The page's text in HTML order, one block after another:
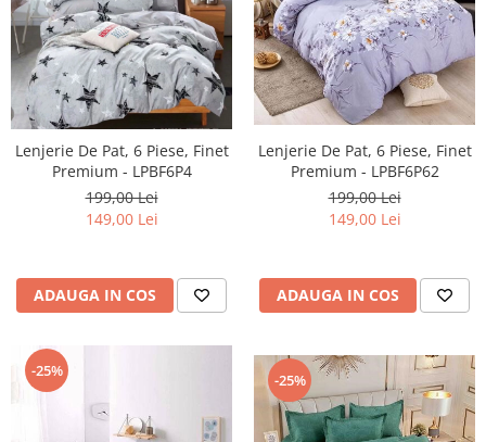
Lenjerie De Pat, 6 Piese, Finet
Premium - LPBF6P4
199,00 Lei
149,00 Lei
ADAUGA IN COS
Lenjerie De Pat, 6 Piese, Finet
Premium - LPBF6P62
199,00 Lei
149,00 Lei
ADAUGA IN COS
-25% -25%